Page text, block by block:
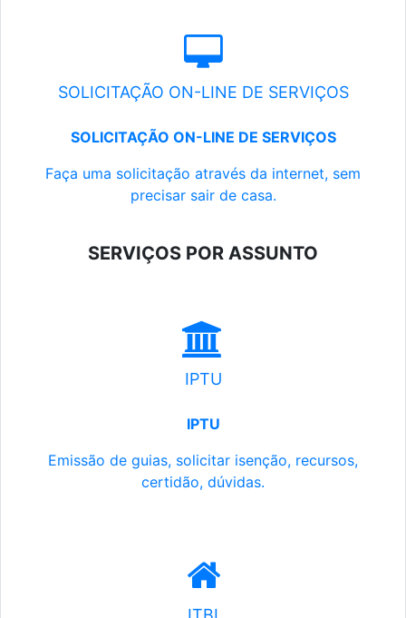
SOLICITAÇÃO ON-LINE DE SERVIÇOS
SOLICITAÇÃO ON-LINE DE SERVIÇOS
Faça uma solicitação através da internet, sem
precisar sair de casa.
SERVIÇOS POR ASSUNTO
IPTU
IPTU
Emissão de guias, solicitar isenção, recursos,
certidão, dúvidas.